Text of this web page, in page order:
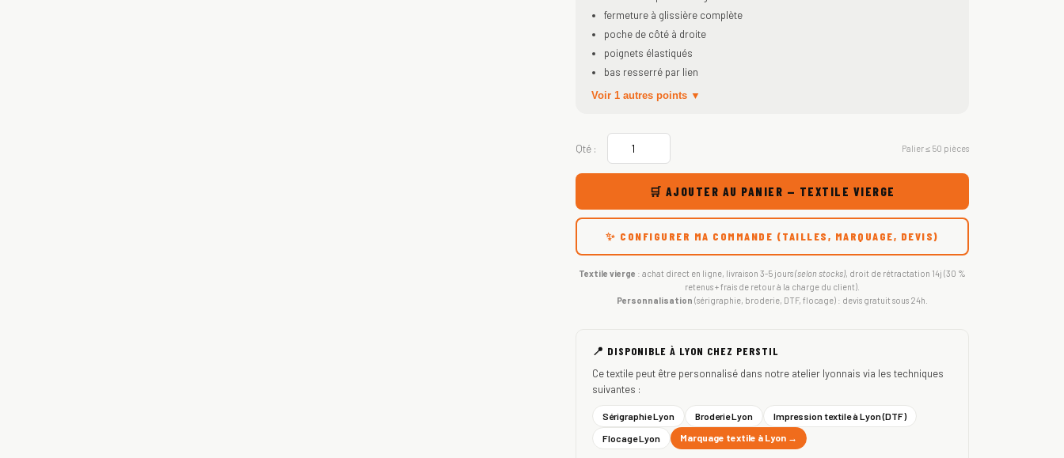
fermeture à glissière complète
poche de côté à droite
poignets élastiqués
bas resserré par lien
Voir 1 autres points ▼
Qté : Palier ≤ 50 pièces
🛒 AJOUTER AU PANIER — TEXTILE VIERGE
✨ CONFIGURER MA COMMANDE (TAILLES, MARQUAGE, DEVIS)
Textile vierge : achat direct en ligne, livraison 3-5 jours(selon stocks), droit de rétractation 14j (30 %
retenus + frais de retour à la charge du client).
Personnalisation (sérigraphie, broderie, DTF, flocage) : devis gratuit sous 24h.
📍 DISPONIBLE À LYON CHEZ PERSTIL
Ce textile peut être personnalisé dans notre atelier lyonnais via les techniques
suivantes :
Sérigraphie Lyon Broderie Lyon
Impression textile à Lyon (DTF)
Flocage Lyon
Marquage textile à Lyon →